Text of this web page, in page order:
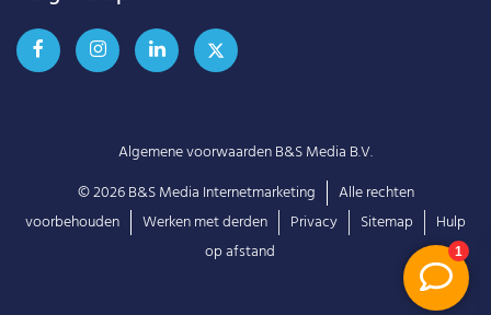
Algemene voorwaarden B&S Media B.V.
© 2026B&S Media Internetmarketing
Alle rechten
voorbehouden
Werken met derden Privacy Sitemap
Hulp
op afstand